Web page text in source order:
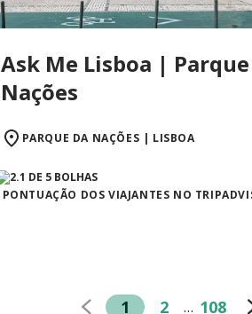
Ask Me Lisboa |
Nações
PARQUE DA NAÇÕES | LISBOA
PONTUAÇÃO DOS VIAJANTES NO
1 2 … 108